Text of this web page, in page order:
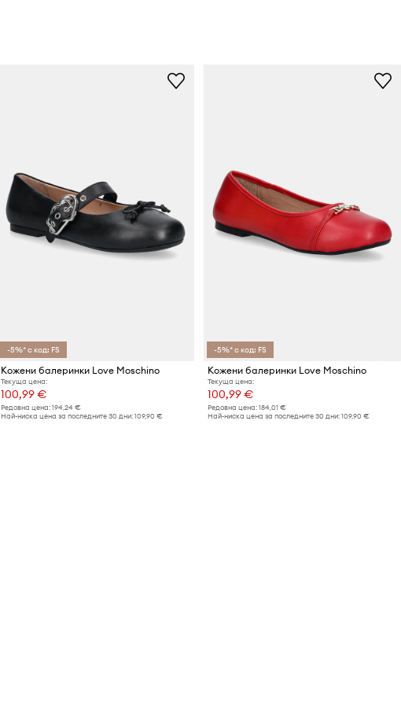
-5%* с код: FS
Кожени балеринки Love Moschino
Текуща цена:
100,99 €
Редовна цена: 194,24 €
Най-ниска цена за последните 30 дни: 109,90 €
-5%* с код: FS
Кожени балеринки Love Moschino
Текуща цена:
100,99 €
Редовна цена: 184,01 €
Най-ниска цена за последните 30 дни: 109,90 €